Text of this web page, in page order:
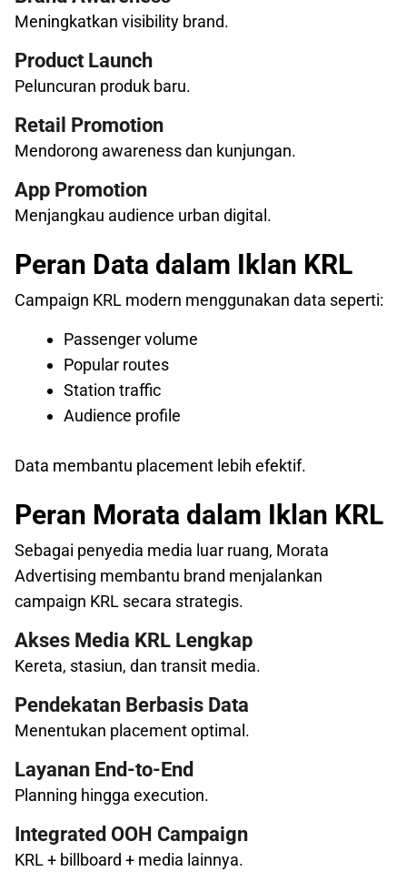
Meningkatkan visibility brand.
Product Launch
Peluncuran produk baru.
Retail Promotion
Mendorong awareness dan kunjungan.
App Promotion
Menjangkau audience urban digital.
Peran Data dalam Iklan KRL
Campaign KRL modern menggunakan data seperti:
Passenger volume
Popular routes
Station traffic
Audience profile
Data membantu placement lebih efektif.
Peran Morata dalam Iklan KRL
Sebagai penyedia media luar ruang, Morata
Advertising membantu brand menjalankan
campaign KRL secara strategis.
Akses Media KRL Lengkap
Kereta, stasiun, dan transit media.
Pendekatan Berbasis Data
Menentukan placement optimal.
Layanan End-to-End
Planning hingga execution.
Integrated OOH Campaign
KRL + billboard + media lainnya.